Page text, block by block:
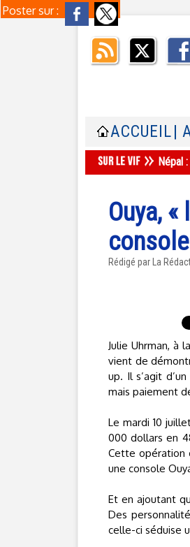
Poster sur :
ACCUEIL |
Népal
Ouya,
Rédigé par La
Julie Uhrman, à
vient de
up. Il s’agit
mais paiement
Le mardi 10
000 dollars en
Cette opération
une console
Et en ajoutant
Des
celle-ci séduise